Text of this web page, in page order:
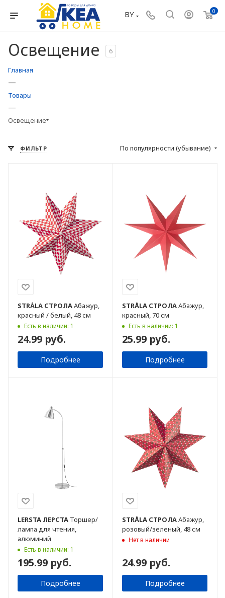
0
BY
Освещение 6
Главная
—
Товары
—
Освещение
ФИЛЬТР По популярности (убывание)
STRÅLA СТРОЛААбажур,
красный / белый, 48 см
Есть в наличии: 1
24.99 руб.
Подробнее
STRÅLA СТРОЛААбажур,
красный, 70 см
Есть в наличии: 1
25.99 руб.
Подробнее
LERSTA ЛЕРСТА Торшер/
лампа для чтения,
алюминий
Есть в наличии: 1
195.99 руб.
Подробнее
STRÅLA СТРОЛААбажур,
розовый/зеленый, 48 см
Нет в наличии
24.99 руб.
Подробнее